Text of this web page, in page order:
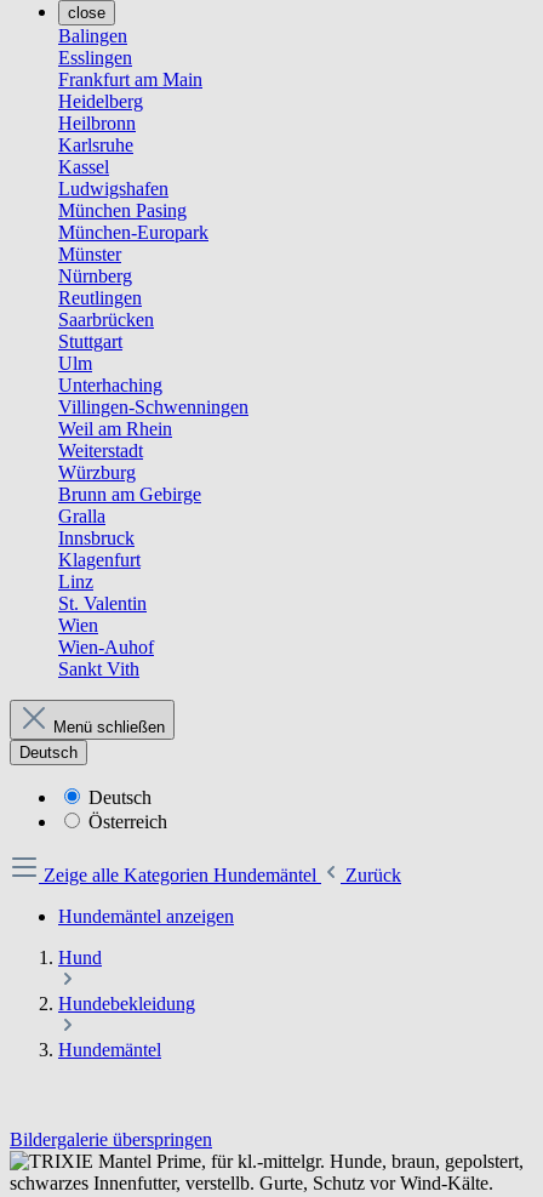
close
Balingen
Esslingen
Frankfurt am Main
Heidelberg
Heilbronn
Karlsruhe
Kassel
Ludwigshafen
München Pasing
München-Europark
Münster
Nürnberg
Reutlingen
Saarbrücken
Stuttgart
Ulm
Unterhaching
Villingen-Schwenningen
Weil am Rhein
Weiterstadt
Würzburg
Brunn am Gebirge
Gralla
Innsbruck
Klagenfurt
Linz
St. Valentin
Wien
Wien-Auhof
Sankt Vith
Menü schließen
Deutsch
Deutsch
Österreich
Zeige alle Kategorien Hundemäntel
Zurück
Hundemäntel anzeigen
Hund
Hundebekleidung
Hundemäntel
Bildergalerie überspringen